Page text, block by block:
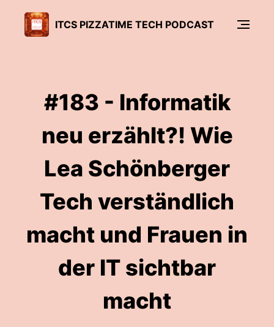
ITCS PIZZATIME TECH PODCAST
#183 - Informatik
neu erzählt?! Wie
Lea Schönberger
Tech verständlich
macht und Frauen in
der IT sichtbar
macht